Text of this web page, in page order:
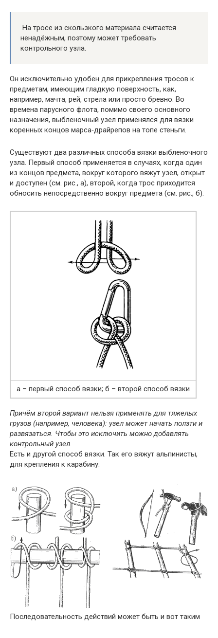
На тросе из скользкого материала считается
ненадёжным, поэтому может требовать
контрольного узла.
Он исключительно удобен для прикрепления тросов к
предметам, имеющим гладкую поверхность, как,
например, мачта, рей, стрела или просто бревно. Во
времена парусного флота, помимо своего основного
назначения, выбленочный узел применялся для вязки
коренных концов марса‑драйрепов на топе стеньги.
Существуют два различных способа вязки выбленочного
узла. Первый способ применяется в случаях, когда один
из концов предмета, вокруг которого вяжут узел, открыт
и доступен (см. рис., а), второй, когда трос приходится
обносить непосредственно вокруг предмета (см. рис., б).
а – первый способ вязки; б – второй способ вязки
Причём второй вариант нельзя применять для тяжелых
грузов (например, человека): узел может начать ползти и
развязаться. Чтобы это исключить можно добавлять
контрольный узел.
Есть и другой способ вязки. Так его вяжут альпинисты,
для крепления к карабину.
Последовательность действий может быть и вот таким